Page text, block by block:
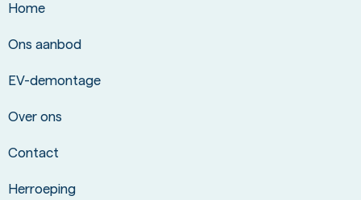
Home
Ons aanbod
EV-demontage
Over ons
Contact
Herroeping